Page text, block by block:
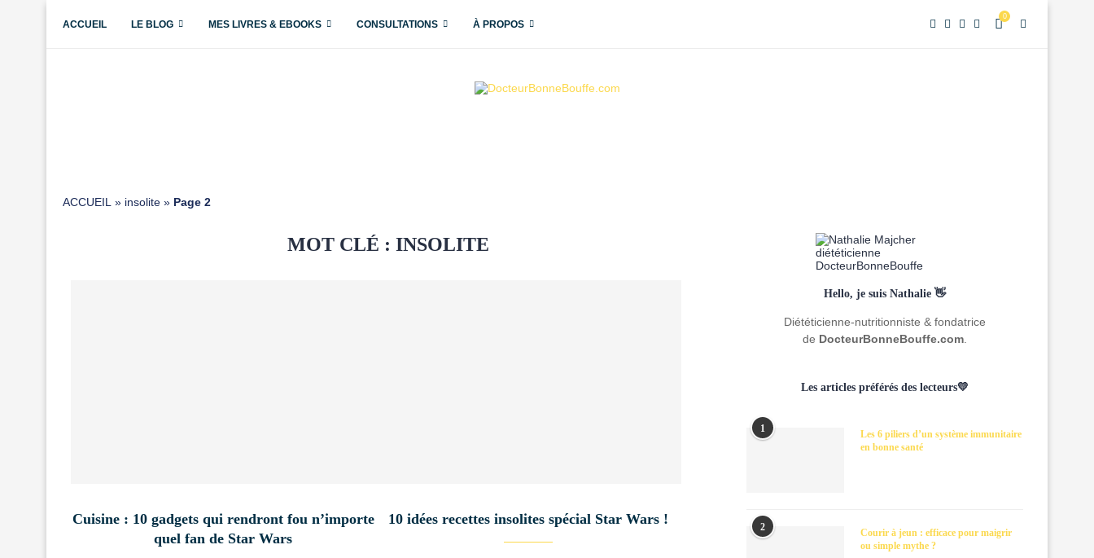
ACCUEIL LE BLOG MES LIVRES & EBOOKS CONSULTATIONS À PROPOS
0
ACCUEIL » insolite » Page 2
MOT CLÉ : INSOLITE
Cuisine : 10 gadgets qui rendront fou n’importe
quel fan de Star Wars
10 idées recettes insolites spécial Star Wars !
Hello, je suis Nathalie 👋
Diététicienne-nutritionniste & fondatrice
de DocteurBonneBouffe.com
Les articles préférés des lecteurs💛
1
Les 6 piliers d’un système immunitaire
en bonne santé
2
Courir à jeun : efficace pour maigrir
ou simple mythe ?